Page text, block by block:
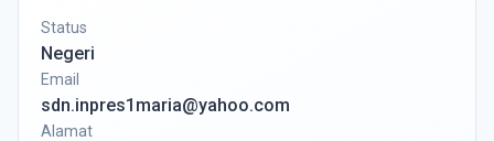
Status
Negeri
Email
sdn.inpres1maria@yahoo.com
Alamat